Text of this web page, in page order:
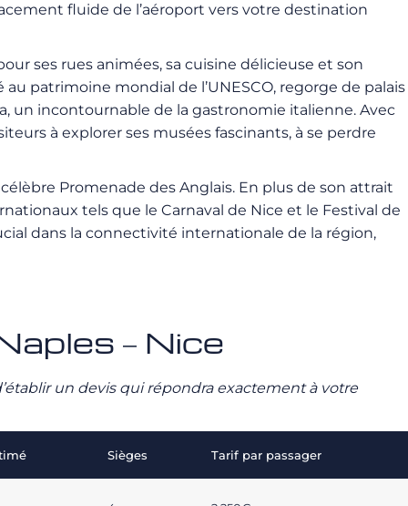
fluide de l’aéroport vers votre destination
ses rues animées, sa cuisine délicieuse et son
patrimoine mondial de l’UNESCO, regorge de palais
un incontournable de la gastronomie italienne. Avec
à explorer ses musées fascinants, à se perdre
Promenade des Anglais. En plus de son attrait
tels que le Carnaval de Nice et le Festival de
dans la connectivité internationale de la région,
– Nice
un devis qui répondra exactement à votre
Sièges Tarif par passager